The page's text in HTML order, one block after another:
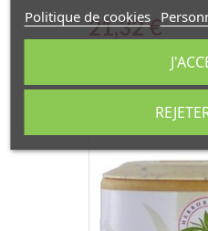
Prix
21,32 €
Politique de cookies